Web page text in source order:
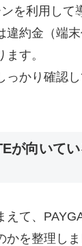
を利用して
約金（端末
す。
っかり確認
が向いて
えて、
を整理しま